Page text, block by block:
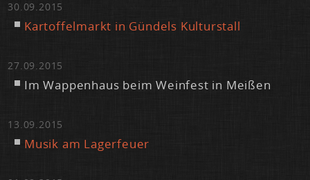
30.09.2015
Kar­tof­fel­markt in Gün­dels Kul­tur­stall
27.09.2015
Im Wap­pen­haus beim Wein­fest in Mei­ßen
13.09.2015
Mu­sik am La­ger­feu­er